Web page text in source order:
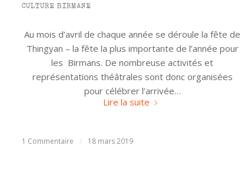
CULTURE BIRMANE
Au mois d’avril de chaque année se déroule la fête de
Thingyan – la fête la plus importante de l’année pour
les Birmans. De nombreuse activités et
représentations théâtrales sont donc organisées
pour célébrer l’arrivée…
Lire la suite
1 Commentaire / 18 mars 2019